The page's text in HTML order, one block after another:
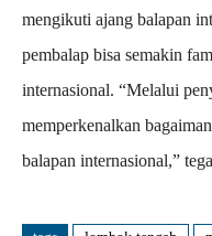
mengikuti ajang balapan
pembalap bisa semakin
internasional. “Melalui
memperkenalkan
balapan internasional,”